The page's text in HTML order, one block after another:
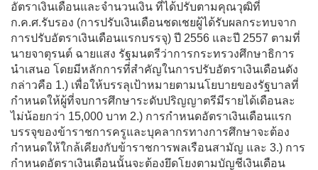
อัตราเงินเดือนและจำนวนเงิน ที่ได้ปรับตามคุณวุฒิที่
ก.ค.ศ.รับรอง (การปรับเงินเดือนชดเชยผู้ได้รับผลกระทบจาก
การปรับอัตราเงินเดือนแรกบรรจุ) ปี 2556 และปี 2557 ตามที่
นายจาตุรนต์ ฉายแสง รัฐมนตรีว่าการกระทรวงศึกษาธิการ
นำเสนอ โดยมีหลักการที่สำคัญในการปรับอัตราเงินเดือนดัง
กล่าวคือ 1.) เพื่อให้บรรลุเป้าหมายตามนโยบายของรัฐบาลที่
กำหนดให้ผู้ที่จบการศึกษาระดับปริญญาตรีมีรายได้เดือนละ
ไม่น้อยกว่า 15,000 บาท 2.) การกำหนดอัตราเงินเดือนแรก
บรรจุของข้าราชการครูและบุคลากรทางการศึกษาจะต้อง
กำหนดให้ใกล้เคียงกับข้าราชการพลเรือนสามัญ และ 3.) การ
กำหนดอัตราเงินเดือนนั้นจะต้องยึดโยงตามบัญชีเงินเดือน